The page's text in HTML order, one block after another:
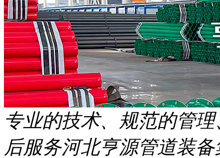
专业的技术、规范的管
后服务河北亨源管道装